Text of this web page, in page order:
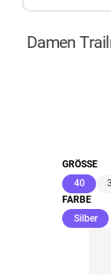
Damen
GRÖSSE
40
FARBE
Silber